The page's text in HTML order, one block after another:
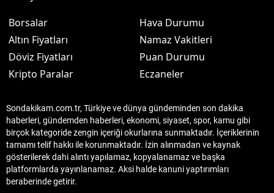
Borsalar
Altın Fiyatları
Döviz Fiyatları
Kripto Paralar
Hava Durumu
Namaz Vakitleri
Puan Durumu
Eczaneler
Sondakikam.com.tr, Türkiye ve dünya gündeminden son dakika
haberleri, gündemden haberleri, ekonomi, siyaset, spor, kamu gibi
birçok kategoride zengin içeriği okurlarına sunmaktadır. İçeriklerinin
tamamı telif hakkı ile korunmaktadır. İzin alınmadan ve kaynak
gösterilerek dahi alıntı yapılamaz, kopyalanamaz ve başka
platformlarda yayınlanamaz. Aksi halde kanuni yaptırımları
beraberinde getirir.